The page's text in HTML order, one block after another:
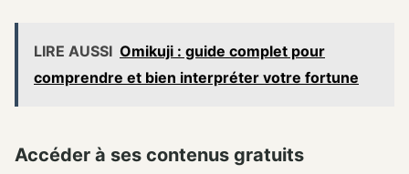
LIRE AUSSI Omikuji : guide complet pour
comprendre et bien interpréter votre fortune
Accéder à ses contenus gratuits